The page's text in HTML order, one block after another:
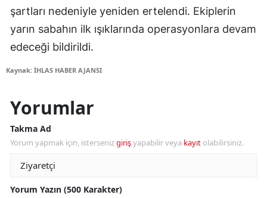
şartları nedeniyle yeniden ertelendi. Ekiplerin
yarın sabahın ilk ışıklarında operasyonlara devam
edeceği bildirildi.
Kaynak: İHLAS HABER AJANSI
Yorumlar
Takma Ad
Yorum yapmak için, istersenizgirişyapabilir veya kayıt olabilirsiniz.
Yorum Yazın (500 Karakter)